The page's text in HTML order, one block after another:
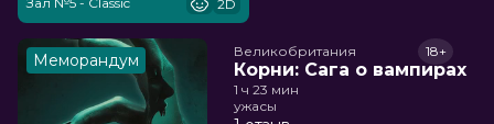
2D
Меморандум Великобритания
Корни: Сага о вампирах
18+
1 ч 23 мин
ужасы